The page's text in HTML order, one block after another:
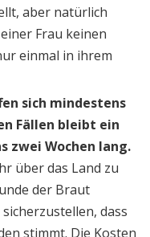
aber natürlich
Frau keinen
einmal in ihrem
sich mindestens
Fällen bleibt ein
zwei Wochen lang.
über das Land zu
der Braut
dass
stimmt. Die Kosten